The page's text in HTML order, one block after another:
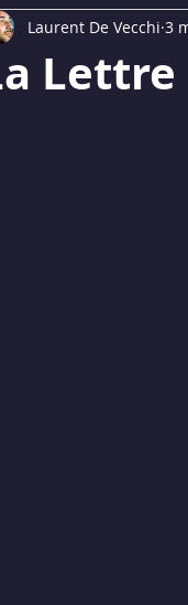
PREMIUM
Lettre
Laurent De Vecchi 3